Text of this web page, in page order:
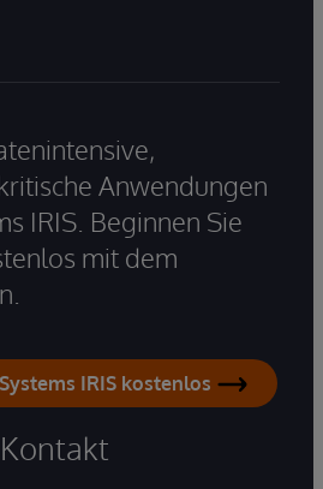
Anwendungen
IRIS. Beginnen Sie
mit dem
IRIS kostenlos
Kontakt